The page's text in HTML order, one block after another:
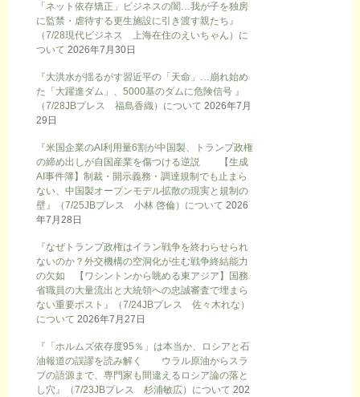
「ネット依存矯正」ビジネスの闇…我が子を独房
に監禁・虐待する更生施設に引き渡す親たち』
（7/28現代ビジネス 上海在住のえいちゃん）に
ついて 2026年7月30日
『大洪水が揺るがす習近平の「天命」…崩れ始め
た「大躍進ダム」、5000基のダムに危険信号 』
（7/28JBプレス 福島香織）について 2026年7月
29日
『米国企業のAI利用量6割が中国製、トランプ政権
の締め出しが自国産業を傷つける逆説 【生成
AI事件簿】制裁・開示義務・調達規制でも止まら
ない、中国製オープンモデル拡散の現実と規制の
壁』（7/25JBプレス 小林 啓倫）について 2026
年7月28日
『なぜトランプ政権はイラン戦争を終わらせられ
ないのか？外交機構の空洞化が生む戦争終結能力
の欠如 【ワシントンから眺める東アジア】国務
省職員の大量流出と大統領への忠誠審査で埋まら
ない重要ポスト』（7/24JBプレス 佐々木れな）
について 2026年7月27日
『「ホルムズ依存度95％」は本当か、ロシアと石
油報道の誤謬を読み解く ウラル原油からスラ
ブの語源まで、専門家も間違えるロシア論の落と
し穴』（7/23JBプレス 杉浦敏広）について 202